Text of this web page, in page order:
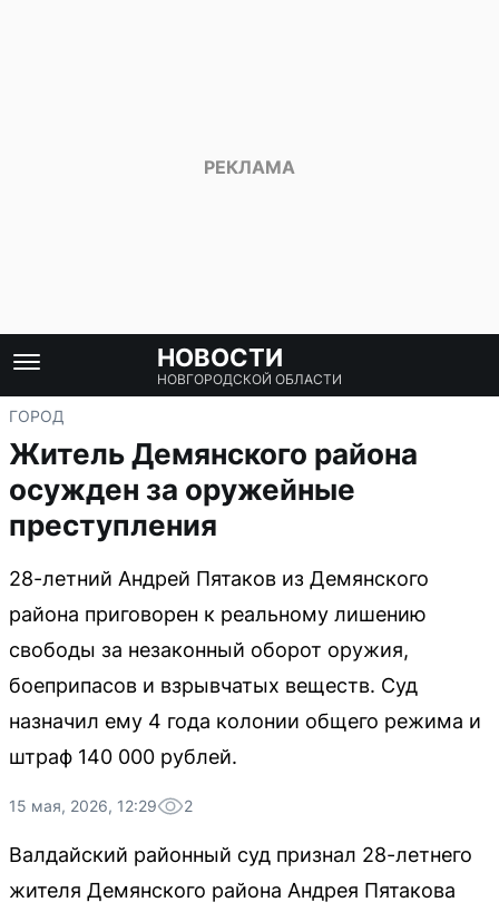
НОВОСТИ
НОВГОРОДСКОЙ ОБЛАСТИ
ГОРОД
Житель Демянского района
осужден за оружейные
преступления
28-летний Андрей Пятаков из Демянского
района приговорен к реальному лишению
свободы за незаконный оборот оружия,
боеприпасов и взрывчатых веществ. Суд
назначил ему 4 года колонии общего режима и
штраф 140 000 рублей.
15 мая, 2026, 12:29 2
Валдайский районный суд признал 28-летнего
жителя Демянского района Андрея Пятакова